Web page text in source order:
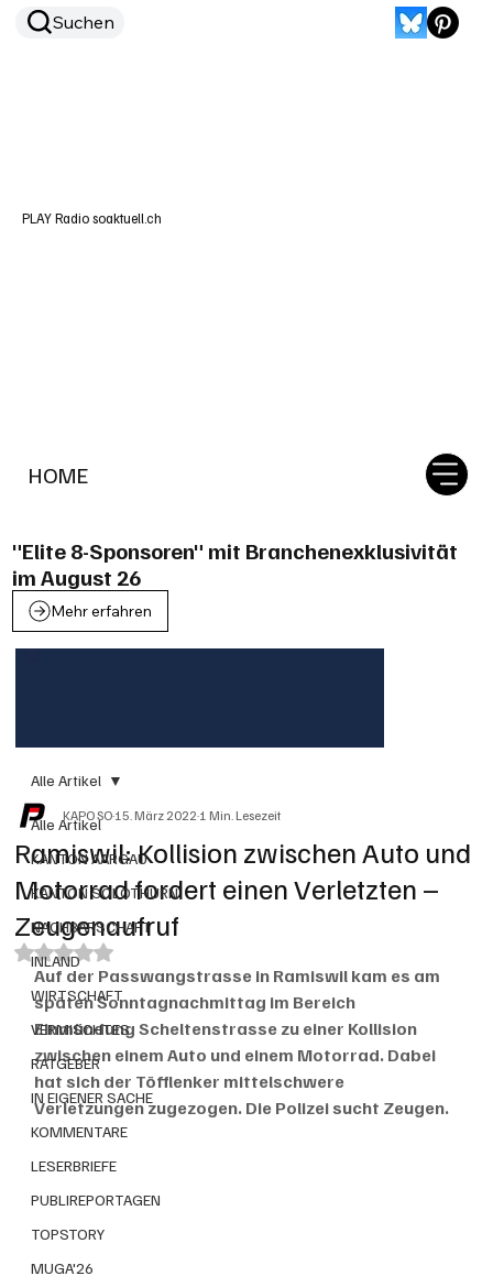
HOME
Suchen
PLAY Radio soaktuell.ch
"Elite 8-Sponsoren" mit Branchenexklusivität
im August 26
Mehr erfahren
Alle Artikel
KANTON AARGAU
KANTON SOLOTHURN
NACHBARSCHAFT
INLAND
WIRTSCHAFT
VERMISCHTES
RATGEBER
IN EIGENER SACHE
KOMMENTARE
LESERBRIEFE
PUBLIREPORTAGEN
TOPSTORY
MUGA'26
Alle Artikel
Ramiswil: Kollision zwischen Auto und
Motorrad fordert einen Verletzten –
Zeugenaufruf
KAPO SO15. März 20221 Min. Lesezeit
Mit NaN von 5 Sternen bewertet.
Auf der Passwangstrasse in Ramiswil kam es am
späten Sonntagnachmittag im Bereich
Einmündung Scheltenstrasse zu einer Kollision
zwischen einem Auto und einem Motorrad. Dabei
hat sich der Töfflenker mittelschwere
Verletzungen zugezogen. Die Polizei sucht Zeugen.